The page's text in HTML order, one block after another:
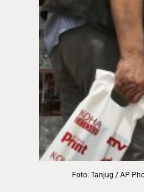
Foto: Tanjug / AP